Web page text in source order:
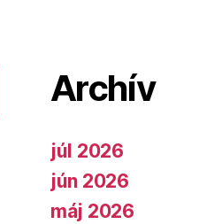
Archív
júl 2026
jún 2026
máj 2026